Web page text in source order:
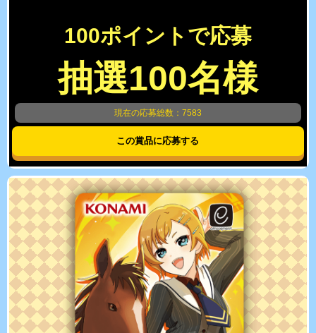
100ポイントで応募
抽選100名様
現在の応募総数：7583
この賞品に応募する